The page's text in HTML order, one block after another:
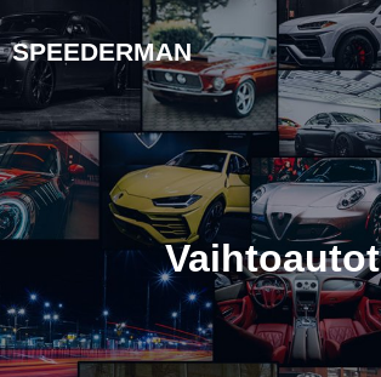
SPEEDERMAN
Vaihtoautot